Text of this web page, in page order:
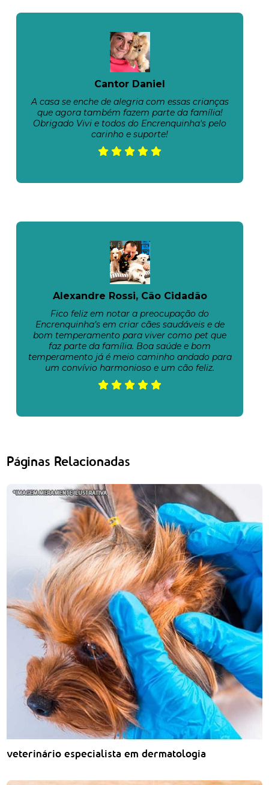
Cantor Daniel
A casa se enche de alegria com essas crianças
que agora também fazem parte da família!
Obrigado Vivi e todos do Encrenquinha's pelo
carinho e suporte!
Alexandre Rossi, Cão Cidadão
Fico feliz em notar a preocupação do
Encrenquinha’s em criar cães saudáveis e de
bom temperamento para viver como pet que
faz parte da família. Boa saúde e bom
temperamento já é meio caminho andado para
um convívio harmonioso e um cão feliz.
Páginas Relacionadas
veterinário especialista em dermatologia